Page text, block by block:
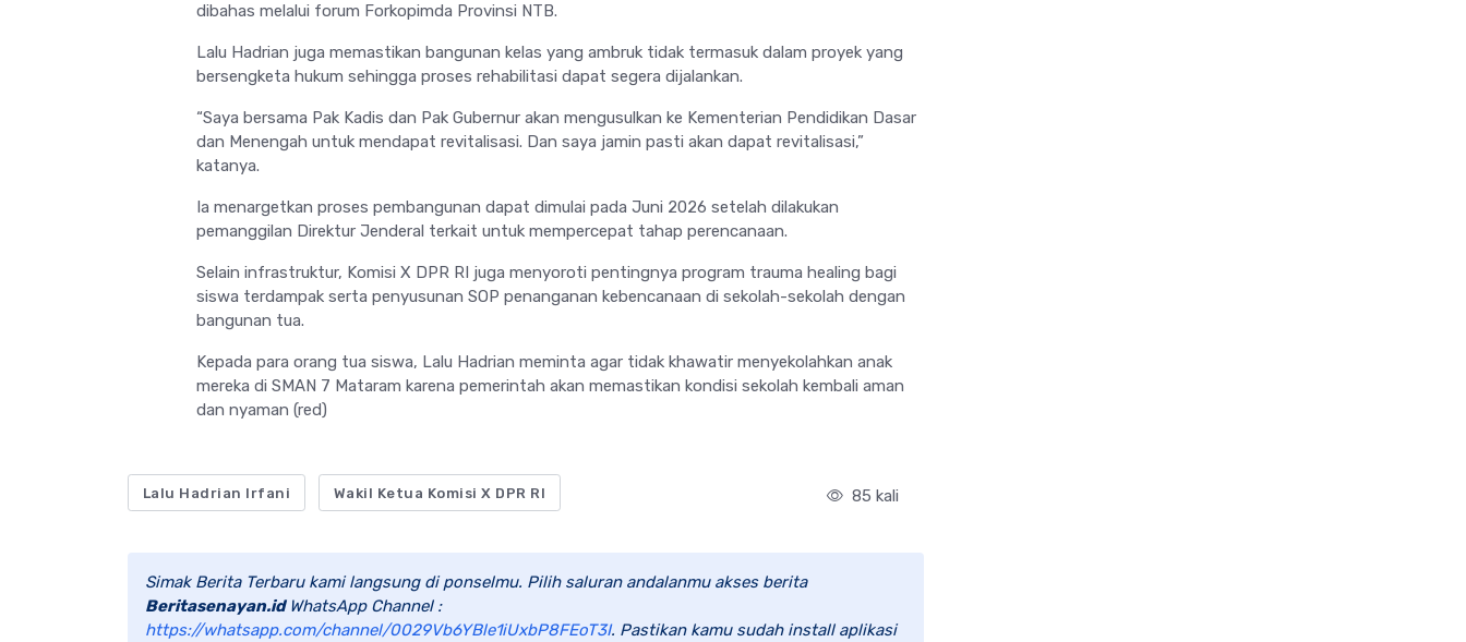
dibahas melalui forum Forkopimda Provinsi NTB.
Lalu Hadrian juga memastikan bangunan kelas yang ambruk tidak termasuk dalam proyek yang
bersengketa hukum sehingga proses rehabilitasi dapat segera dijalankan.
“Saya bersama Pak Kadis dan Pak Gubernur akan mengusulkan ke Kementerian Pendidikan Dasar
dan Menengah untuk mendapat revitalisasi. Dan saya jamin pasti akan dapat revitalisasi,”
katanya.
Ia menargetkan proses pembangunan dapat dimulai pada Juni 2026 setelah dilakukan
pemanggilan Direktur Jenderal terkait untuk mempercepat tahap perencanaan.
Selain infrastruktur, Komisi X DPR RI juga menyoroti pentingnya program trauma healing bagi
siswa terdampak serta penyusunan SOP penanganan kebencanaan di sekolah-sekolah dengan
bangunan tua.
Kepada para orang tua siswa, Lalu Hadrian meminta agar tidak khawatir menyekolahkan anak
mereka di SMAN 7 Mataram karena pemerintah akan memastikan kondisi sekolah kembali aman
dan nyaman (red)
Lalu Hadrian Irfani Wakil Ketua Komisi X DPR RI 85 kali
Simak Berita Terbaru kami langsung di ponselmu. Pilih saluran andalanmu akses berita
Beritasenayan.idWhatsApp Channel :
https://whatsapp.com/channel/0029Vb6YBle1iUxbP8FEoT3I. Pastikan kamu sudah install aplikasi